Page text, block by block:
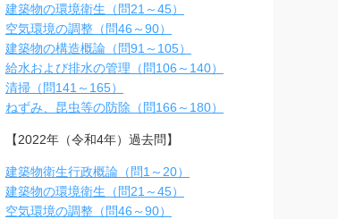
建築物の環境衛生（問21～45）
空気環境の調整（問46～90）
建築物の構造概論（問91～105）
給水および排水の管理（問106～140）
清掃（問141～165）
ねずみ、昆虫等の防除（問166～180）
【2022年（令和4年）過去問】
建築物衛生行政概論（問1～20）
建築物の環境衛生（問21～45）
空気環境の調整（問46～90）